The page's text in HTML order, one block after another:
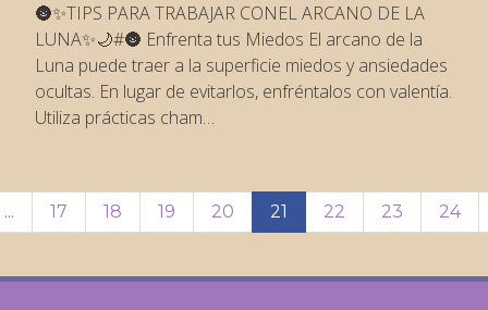
🌚✨TIPS PARA TRABAJAR CONEL ARCANO DE LA
LUNA✨🌙#🌚 Enfrenta tus Miedos El arcano de la
Luna puede traer a la superficie miedos y ansiedades
ocultas. En lugar de evitarlos, enfréntalos con valentía.
Utiliza prácticas cham…
... 17 18 19 20 21 22 23 24